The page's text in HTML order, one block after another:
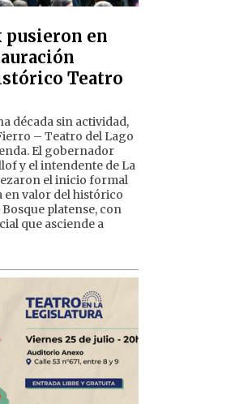
en
Teatro
década sin actividad,
– Teatro del Lago
El gobernador
y el intendente de La
el inicio formal
en valor del histórico
platense, con
que asciende a